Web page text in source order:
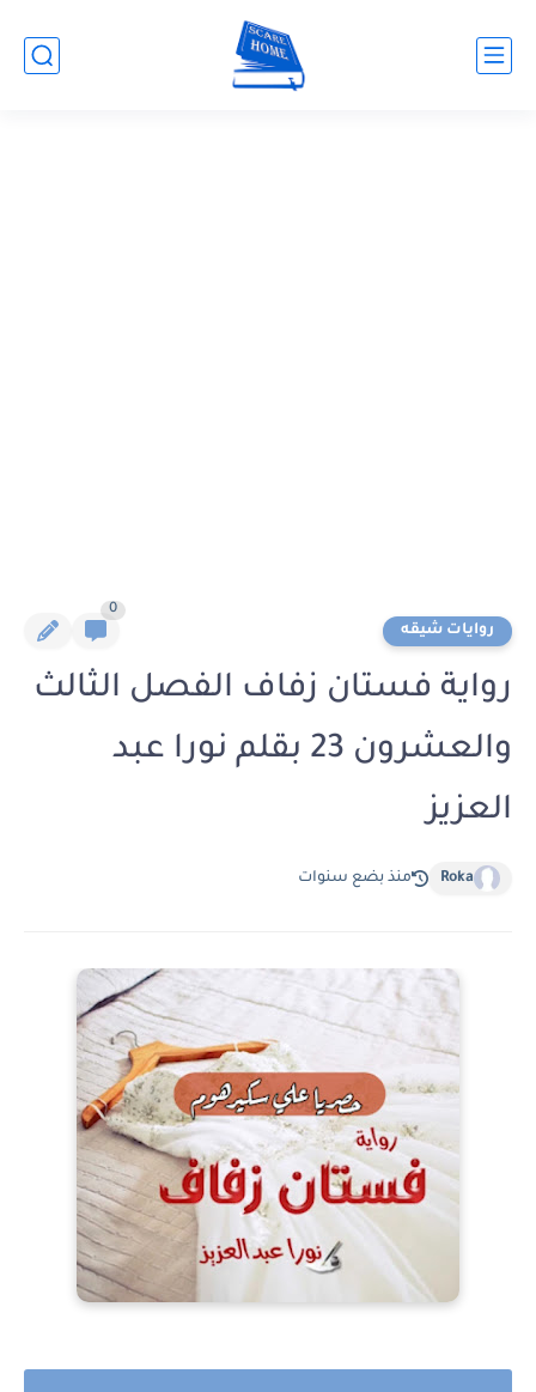
روايات شيقه
0
رواية فستان زفاف الفصل الثالث
والعشرون 23 بقلم نورا عبد
العزيز
Roka منذ بضع سنوات